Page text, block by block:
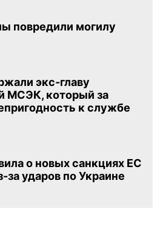
повредили могилу
экс-главу
МСЭК, который за
к службе
о новых санкциях ЕС
за ударов по Украине